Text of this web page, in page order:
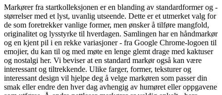
Markører fra startkolleksjonen er en blanding av standardformer og -
størrelser med et lyst, uvanlig utseende. Dette er et utmerket valg for
de som foretrekker vanlige former, men ønsker å tilføre mangfold,
originalitet og lysstyrke til hverdagen. Samlingen har en håndmarkør
og en kjent pil i en rekke variasjoner - fra Google Chrome-logoen til
emojier, du kan til og med møte en lenge glemt drage med kaktuser
og nostalgi her. Vi beviser at en standard markør også kan være
interessant og tiltrekkende. Ulike farger, former, teksturer og
interessant design vil hjelpe deg å velge markøren som passer din
smak eller endre den hver dag avhengig av humøret eller oppgavene